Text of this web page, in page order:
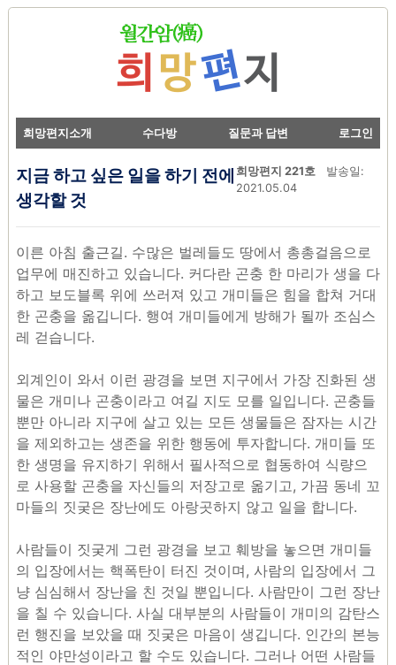
희망편지소개 수다방 질문과 답변 로그인
지금 하고 싶은 일을 하기 전에
생각할 것
희망편지 221호발송일:
2021.05.04
이른 아침 출근길. 수많은 벌레들도 땅에서 총총걸음으로
업무에 매진하고 있습니다. 커다란 곤충 한 마리가 생을 다
하고 보도블록 위에 쓰러져 있고 개미들은 힘을 합쳐 거대
한 곤충을 옮깁니다. 행여 개미들에게 방해가 될까 조심스
레 걷습니다.
외계인이 와서 이런 광경을 보면 지구에서 가장 진화된 생
물은 개미나 곤충이라고 여길 지도 모를 일입니다. 곤충들
뿐만 아니라 지구에 살고 있는 모든 생물들은 잠자는 시간
을 제외하고는 생존을 위한 행동에 투자합니다. 개미들 또
한 생명을 유지하기 위해서 필사적으로 협동하여 식량으
로 사용할 곤충을 자신들의 저장고로 옮기고, 가끔 동네 꼬
마들의 짓궂은 장난에도 아랑곳하지 않고 일을 합니다.
사람들이 짓궂게 그런 광경을 보고 훼방을 놓으면 개미들
의 입장에서는 핵폭탄이 터진 것이며, 사람의 입장에서 그
냥 심심해서 장난을 친 것일 뿐입니다. 사람만이 그런 장난
을 칠 수 있습니다. 사실 대부분의 사람들이 개미의 감탄스
런 행진을 보았을 때 짓궂은 마음이 생깁니다. 인간의 본능
적인 야만성이라고 할 수도 있습니다. 그러나 어떤 사람들